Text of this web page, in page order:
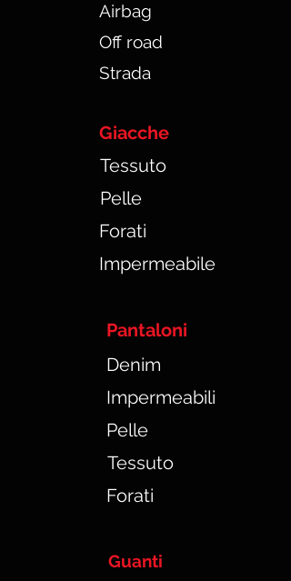
Airbag
Off road
Strada
Giacche
Tessuto
Pelle
Forati
Impermeabile
Pantaloni
Denim
Impermeabili
Pelle
Tessuto
Forati
Guanti